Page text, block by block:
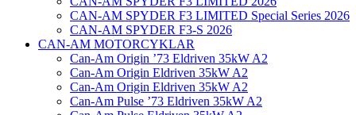
CAN-AM SPYDER F3 LIMITED Special Series 2026
CAN-AM SPYDER F3-S 2026
CAN-AM MOTORCYKLAR
Can-Am Origin ’73 Eldriven 35kW A2
Can-Am Origin Eldriven 35kW A2
Can-Am Origin Eldriven 35kW A2
Can-Am Pulse ’73 Eldriven 35kW A2